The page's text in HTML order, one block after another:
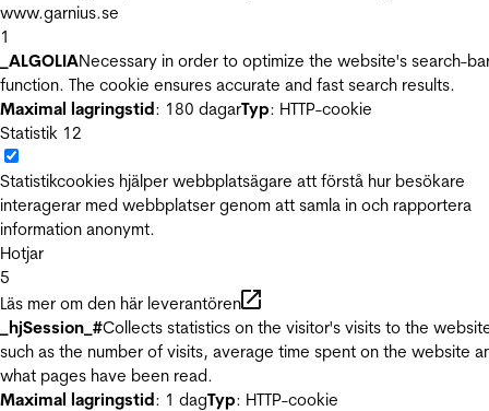
www.garnius.se
1
_ALGOLIANecessary in order to optimize the website's search-
function. The cookie ensures accurate and fast search results.
Maximal lagringstid: 180 dagarTyp: HTTP-cookie
Statistik 12
Statistikcookies hjälper webbplatsägare att förstå hur besökare
interagerar med webbplatser genom att samla in och rapportera
information anonymt.
Hotjar
5
Läs mer om den här leverantören
_hjSession_#Collects statistics on the visitor's visits to the
such as the number of visits, average time spent on the website
what pages have been read.
Maximal lagringstid: 1 dagTyp: HTTP-cookie